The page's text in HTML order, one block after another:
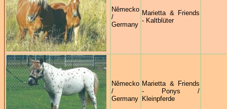
Německo
/
Germany
Marietta & Friends
- Kaltblüter
Německo
/
Germany
Marietta & Friends
- Ponys /
Kleinpferde